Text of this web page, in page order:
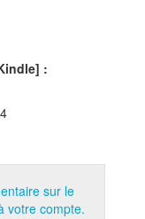
:
sur le
votre compte.